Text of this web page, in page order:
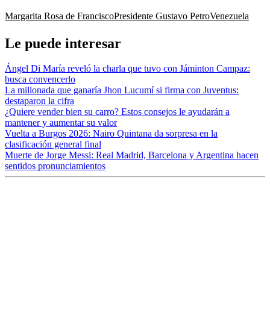
Margarita Rosa de FranciscoPresidente Gustavo PetroVenezuela
Le puede interesar
Ángel Di María reveló la charla que tuvo con Jáminton Campaz:
busca convencerlo
La millonada que ganaría Jhon Lucumí si firma con Juventus:
destaparon la cifra
¿Quiere vender bien su carro? Estos consejos le ayudarán a
mantener y aumentar su valor
Vuelta a Burgos 2026: Nairo Quintana da sorpresa en la
clasificación general final
Muerte de Jorge Messi: Real Madrid, Barcelona y Argentina hacen
sentidos pronunciamientos